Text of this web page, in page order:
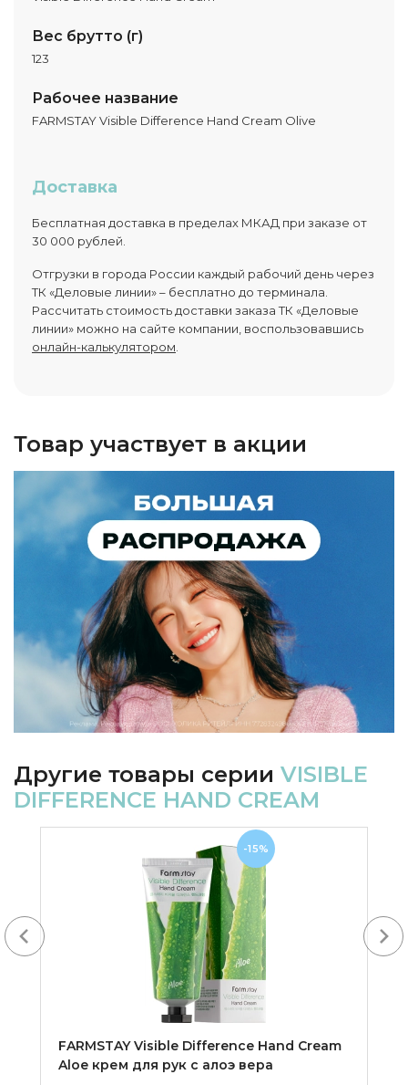
Вес брутто (г)
123
Рабочее название
FARMSTAY Visible Difference Hand Cream Olive
Доставка
Бесплатная доставка в пределах МКАД при заказе от
30 000 рублей.
Отгрузки в города России каждый рабочий день через
ТК «Деловые линии» – бесплатно до терминала.
Рассчитать стоимость доставки заказа ТК «Деловые
линии» можно на сайте компании, воспользовавшись
онлайн-калькулятором
Товар участвует в акции
Другие товары серии VISIBLE
DIFFERENCE HAND CREAM
FARMSTAY Visible Difference Hand Cream
Aloe крем для рук с алоэ вера
-15%
Next